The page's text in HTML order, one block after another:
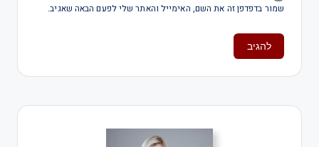
שמור בדפדפן זה את השם, האימייל והאתר שלי לפעם הבאה שאגיב.